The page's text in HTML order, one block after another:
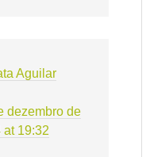
Aguilar
dezembro de
at 19:32